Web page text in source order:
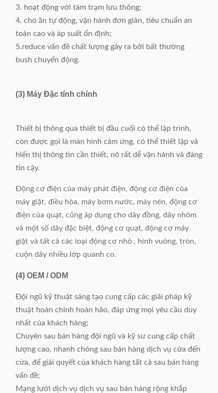
3. hoạt động với tám trạm lưu thông;
4. cho ăn tự động, vận hành đơn giản, tiêu chuẩn an
toàn cao và áp suất ổn định;
5.reduce vấn đề chất lượng gây ra bởi bất thường
bush chuyển động.
(3) Máy Đặc tính chính
Thiết bị thông qua thiết bị đầu cuối có thể lập trình,
còn được gọi là màn hình cảm ứng, có thể thiết lập và
hiển thị thông tin cần thiết, nó rất dễ vận hành và đáng
tin cậy.
Động cơ điện của máy phát điện, động cơ điện của
máy giặt, điều hòa, máy bơm nước, máy nén, động cơ
điện của quạt, cũng áp dụng cho dây đồng, dây nhôm
và một số dây đặc biệt, động cơ quạt, động cơ máy
giặt và tất cả các loại động cơ nhỏ , hình vuông, tròn,
cuộn dây nhiều lớp quanh co.
(4) OEM / ODM
Đội ngũ kỹ thuật sáng tạo cung cấp các giải pháp kỹ
thuật hoàn chỉnh hoàn hảo, đáp ứng mọi yêu cầu duy
nhất của khách hàng;
Chuyên sau bán hàng đội ngũ và kỹ sư cung cấp chất
lượng cao, nhanh chóng sau bán hàng dịch vụ cửa đến
cửa, để giải quyết của khách hàng tất cả sau bán hàng
vấn đề;
Mạng lưới dịch vụ dịch vụ sau bán hàng rộng khắp